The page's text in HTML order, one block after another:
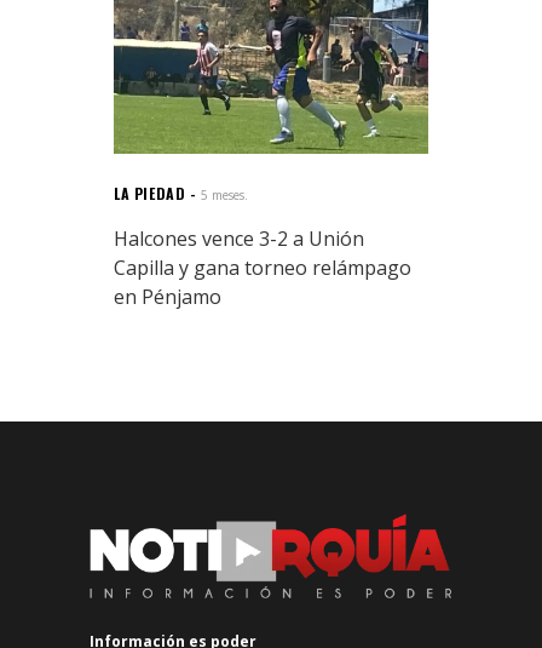
LA PIEDAD 5 meses.
Halcones vence 3-2 a Unión
Capilla y gana torneo relámpago
en Pénjamo
Información es poder